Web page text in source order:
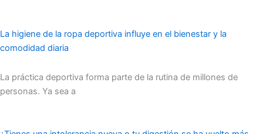
La higiene de la ropa deportiva influye en el bienestar y la
comodidad diaria
La práctica deportiva forma parte de la rutina de millones de
personas. Ya sea a